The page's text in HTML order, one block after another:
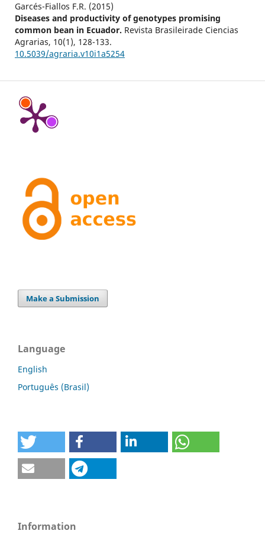
Garcés-Fiallos F.R. (2015)
Diseases and productivity of genotypes promising
common bean in Ecuador. Revista Brasileirade Ciencias
Agrarias, 10(1), 128-133.
10.5039/agraria.v10i1a5254
Make a Submission
Language
English
Português (Brasil)
Information